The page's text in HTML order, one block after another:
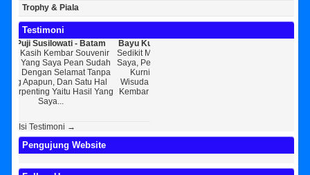
Trophy & Piala
Testimoni
Sudah
Tanpa
Hal
Yang
Bayu Kurniawan - Jakarta Pusat
Sedikit Membagikan Kisah Sukses
Saya, Perkenalkan Pak Saya Bayu
Kurniawan Reseller Patung
Wisuda Dan Souvenir Wisuda Di
Kembar Souvenir, Sebetulnya S...
Isi Testimoni →
Pengujung Website